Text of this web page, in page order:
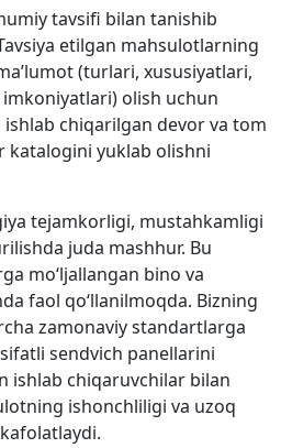
tavsifi bilan tanishib
etilgan mahsulotlarning
(turlari, xususiyatlari,
olish uchun
chiqarilgan devor va tom
katalogini yuklab olishni
tejamkorligi, mustahkamligi
juda mashhur. Bu
mo‘ljallangan bino va
faol qo‘llanilmoqda. Bizning
zamonaviy standartlarga
sendvich panellarini
ishlab chiqaruvchilar bilan
ishonchliligi va uzoq